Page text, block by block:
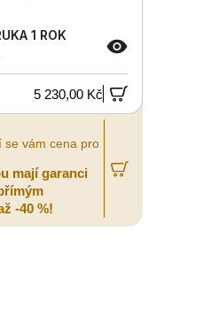
1 ROK
5 230,00 Kč
se vám cena pro
mají garanci
-40 %!